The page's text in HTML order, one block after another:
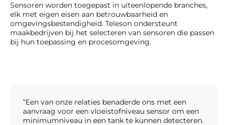
Sensoren worden toegepast in uiteenlopende branches,
elk met eigen eisen aan betrouwbaarheid en
omgevingsbestendigheid. Teleson ondersteunt
maakbedrijven bij het selecteren van sensoren die passen
bij hun toepassing en procesomgeving.
“Een van onze relaties benaderde ons met een
aanvraag voor een vloeistofniveau sensor om een
minimumniveau in een tank te kunnen detecteren.